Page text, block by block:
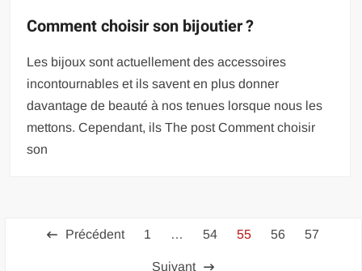
Comment choisir son bijoutier ?
Les bijoux sont actuellement des accessoires
incontournables et ils savent en plus donner
davantage de beauté à nos tenues lorsque nous les
mettons. Cependant, ils The post Comment choisir
son
Pagination
Précédent 1 … 54 55 56 57
Suivant